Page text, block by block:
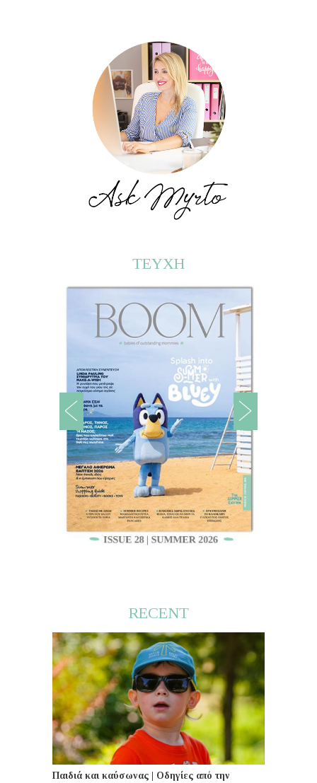
ΤΕΥΧΗ
RECENT
Παιδιά και καύσωνας | Οδηγίες από την